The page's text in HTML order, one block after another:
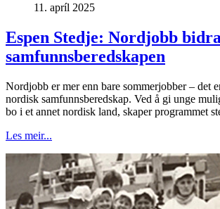
11. apríl 2025
Espen Stedje: Nordjobb
samfunnsberedskapen
Nordjobb er mer enn bare sommerjobber – det
nordisk samfunnsberedskap. Ved å gi unge
bo i et annet nordisk land, skaper programmet
Les meir...